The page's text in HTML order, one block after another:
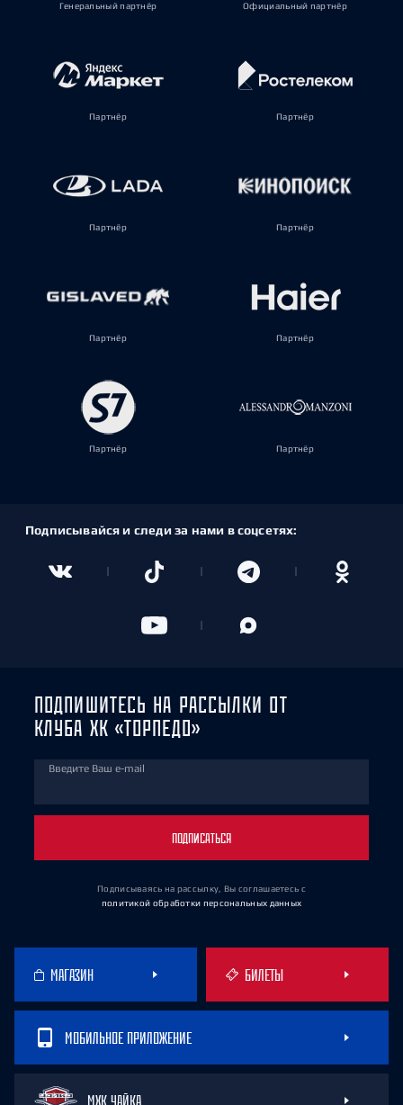
Генеральный партнёр Официальный партнёр
Партнёр Партнёр
Партнёр Партнёр
Партнёр Партнёр
Партнёр Партнёр
Подписывайся и следи за нами в соцсетях:
ПОДПИШИТЕСЬ НА РАССЫЛКИ ОТ
КЛУБА ХК «ТОРПЕДО»
Введите Ваш e-mail
ПОДПИСАТЬСЯ
Подписываясь на рассылку, Вы соглашаетесь с
политикой обработки персональных данных
МАГАЗИН БИЛЕТЫ
МОБИЛЬНОЕ ПРИЛОЖЕНИЕ
МХК ЧАЙКА